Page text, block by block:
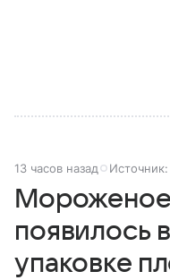
13 часов назад Источник:
появилось
упаковке